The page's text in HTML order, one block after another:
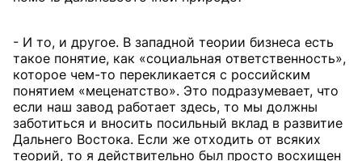
- И то, и другое. В западной теории бизнеса есть
такое понятие, как «социальная ответственность»,
которое чем-то перекликается с российским
понятием «меценатство». Это подразумевает, что
если наш завод работает здесь, то мы должны
заботиться и вносить посильный вклад в развитие
Дальнего Востока. Если же отходить от всяких
теорий, то я действительно был просто восхищен